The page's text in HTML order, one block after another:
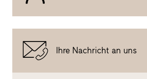
Ihre Nachricht an uns